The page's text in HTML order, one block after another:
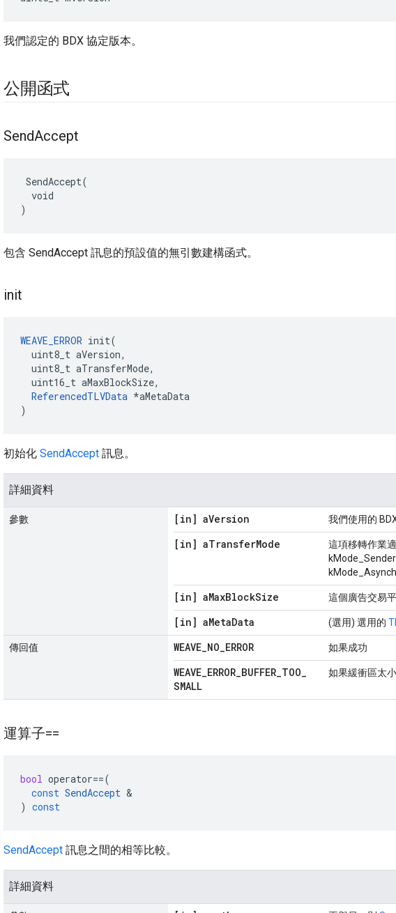
我們認定的 BDX 協定版本。
公開函式
SendAccept
SendAccept(
  void
)
包含 SendAccept 訊息的預設值的無引數建構函式。
init
WEAVE_ERROR init(
  uint8_t aVersion,
  uint8_t aTransferMode,
  uint16_t aMaxBlockSize,
ReferencedTLVData *aMetaData
)
初始化 SendAccept 訊息。
詳細資料
參數 [in] aVersion 我們使用的
[in] aTransferMode
這項移轉作業
[in] aMaxBlockSize 這個廣告交易
[in] aMetaData (選用) 選用的
傳回值 WEAVE_NO_ERROR 如果成功
WEAVE_ERROR_BUFFER_TOO_
SMALL
如果緩衝區太小
運算子==
bool operator==(
const SendAccept &
) const
SendAccept 訊息之間的相等比較。
詳細資料